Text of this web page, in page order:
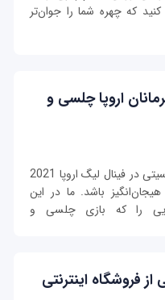
که چهره شما را جوان‌تر
اروپا چلسی و
تماشای پخش زنده بازی چلسی و منچسترسیتی در فینال لیگ اروپا 2021
باشد. ما در این
را که بازی چلسی و
فروشگاه اینترنتی